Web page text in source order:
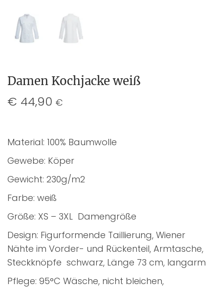
Damen Kochjacke weiß
€ 44,90 €
Material: 100% Baumwolle
Gewebe: Köper
Gewicht: 230g/m2
Farbe: weiß
Größe: XS – 3XL Damengröße
Design: Figurformende Taillierung, Wiener
Nähte im Vorder- und Rückenteil, Armtasche,
Steckknöpfe schwarz, Länge 73 cm, langarm
Pflege: 95°C Wäsche, nicht bleichen,